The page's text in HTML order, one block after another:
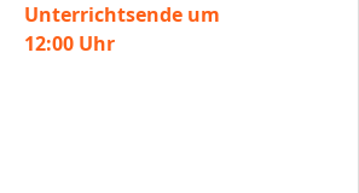
Unterrichtsende um
12:00 Uhr